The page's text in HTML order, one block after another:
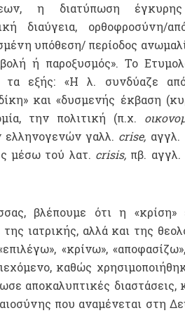
η διατύπωση
διαύγεια, ορθοφροσύνη/
υπόθεση/ περίοδος
ή παροξυσμός». Το
τα εξής: «Η λ. συνδύαζε
και «δυσμενής έκβαση
την πολιτική (π.χ.
ελληνογενών γαλλ. crise, αγγλ.
μέσω τού λατ. crisis, πβ. αγγλ.
βλέπουμε ότι η «κρίση»
ιατρικής, αλλά και της
«κρίνω»,
καθώς
αποκαλυπτικές διαστάσεις,
που αναμένεται στη